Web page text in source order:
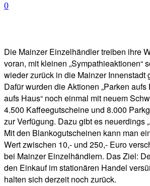
0
Die Mainzer Einzelhändler treiben ihre
voran, mit kleinen „Sympathieaktionen“
wieder zurück in die Mainzer Innenstadt
Dafür wurden die Aktionen „Parken aufs
aufs Haus“ noch einmal mit neuem
4.500 Kaffeegutscheine und 8.000
zur Verfügung. Dazu gibt es neuerdings
Mit den Blankogutscheinen kann man
Wert zwischen 10,- und 250,- Euro
bei Mainzer Einzelhändlern. Das Ziel:
den Einkauf im stationären Handel
halten sich derzeit noch zurück.